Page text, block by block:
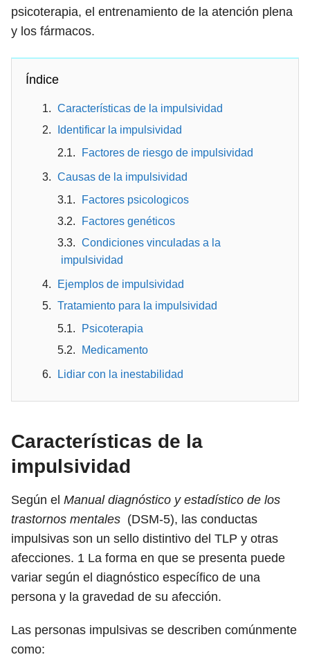
psicoterapia, el entrenamiento de la atención plena
y los fármacos.
Índice
Características de la impulsividad
Identificar la impulsividad
Factores de riesgo de impulsividad
Causas de la impulsividad
Factores psicologicos
Factores genéticos
Condiciones vinculadas a la
impulsividad
Ejemplos de impulsividad
Tratamiento para la impulsividad
Psicoterapia
Medicamento
Lidiar con la inestabilidad
Características de la
impulsividad
Según el Manual diagnóstico y estadístico de los
trastornos mentales (DSM-5), las conductas
impulsivas son un sello distintivo del TLP y otras
afecciones. 1 La forma en que se presenta puede
variar según el diagnóstico específico de una
persona y la gravedad de su afección.
Las personas impulsivas se describen comúnmente
como: